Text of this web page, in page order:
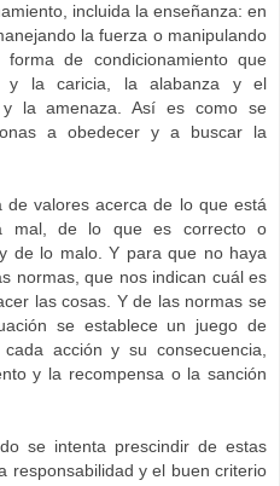
incluida la enseñanza: en
la fuerza o manipulando
de condicionamiento que
y la caricia, la alabanza y el
la amenaza. Así es como se
a obedecer y a buscar la
de valores acerca de lo que está
mal, de lo que es correcto o
de lo malo. Y para que no haya
normas, que nos indican cuál es
las cosas. Y de las normas se
se establece un juego de
acción y su consecuencia,
y la recompensa o la sanción
se intenta prescindir de estas
responsabilidad y el buen criterio